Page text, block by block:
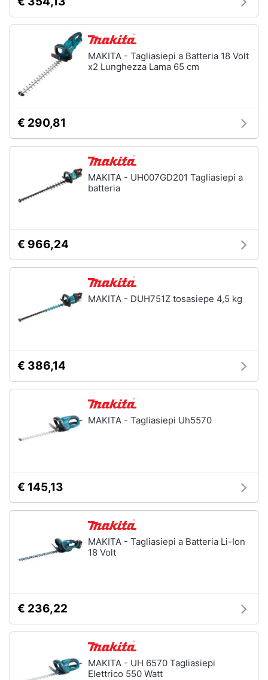
MAKITA - Tagliasiepi a Batteria 18 Volt
x2 Lunghezza Lama 65 cm
€ 290,81
MAKITA - UH007GD201 Tagliasiepi a
batteria
€ 966,24
MAKITA - DUH751Z tosasiepe 4,5 kg
€ 386,14
MAKITA - Tagliasiepi Uh5570
€ 145,13
MAKITA - Tagliasiepi a Batteria Li-Ion
18 Volt
€ 236,22
MAKITA - UH 6570 Tagliasiepi
Elettrico 550 Watt